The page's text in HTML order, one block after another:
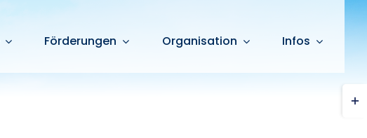
Förderungen Organisation Infos